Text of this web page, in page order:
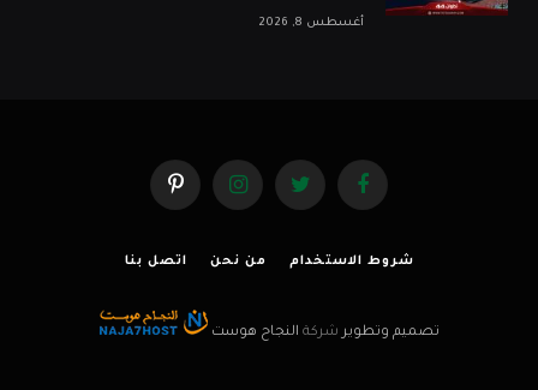
أغسطس 8, 2026
فيسبوك تويتر الانستغرامبينتيريست
شروط الاستخدام من نحن اتصل بنا
تصميم وتطوير شركة النجاح هوست